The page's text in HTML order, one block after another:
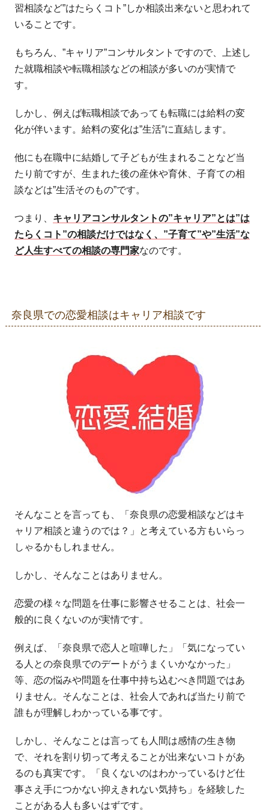
習相談など”はたらくコト”しか相談出来ないと思われて
いることです。
もちろん、”キャリア”コンサルタントですので、上述し
た就職相談や転職相談などの相談が多いのが実情で
す。
しかし、例えば転職相談であっても転職には給料の変
化が伴います。給料の変化は”生活”に直結します。
他にも在職中に結婚して子どもが生まれることなど当
たり前ですが、生まれた後の産休や育休、子育ての相
談などは”生活そのもの”です。
つまり、 キャリアコンサルタントの”キャリア”とは”は
たらくコト”の相談だけではなく、”子育て”や”生活”な
ど人生すべての相談の専門家なのです。
奈良県での恋愛相談はキャリア相談です
そんなことを言っても、「奈良県の恋愛相談などはキ
ャリア相談と違うのでは？」と考えている方もいらっ
しゃるかもしれません。
しかし、そんなことはありません。
恋愛の様々な問題を仕事に影響させることは、社会一
般的に良くないのが実情です。
例えば、「奈良県で恋人と喧嘩した」「気になってい
る人との奈良県でのデートがうまくいかなかった」
等、恋の悩みや問題を仕事中持ち込むべき問題ではあ
りません。そんなことは、社会人であれば当たり前で
誰もが理解しわかっている事です。
しかし、そんなことは言っても人間は感情の生き物
で、それを割り切って考えることが出来ないコトがあ
るのも真実です。「良くないのはわかっているけど仕
事さえ手につかない抑えきれない気持ち」を経験した
ことがある人も多いはずです。